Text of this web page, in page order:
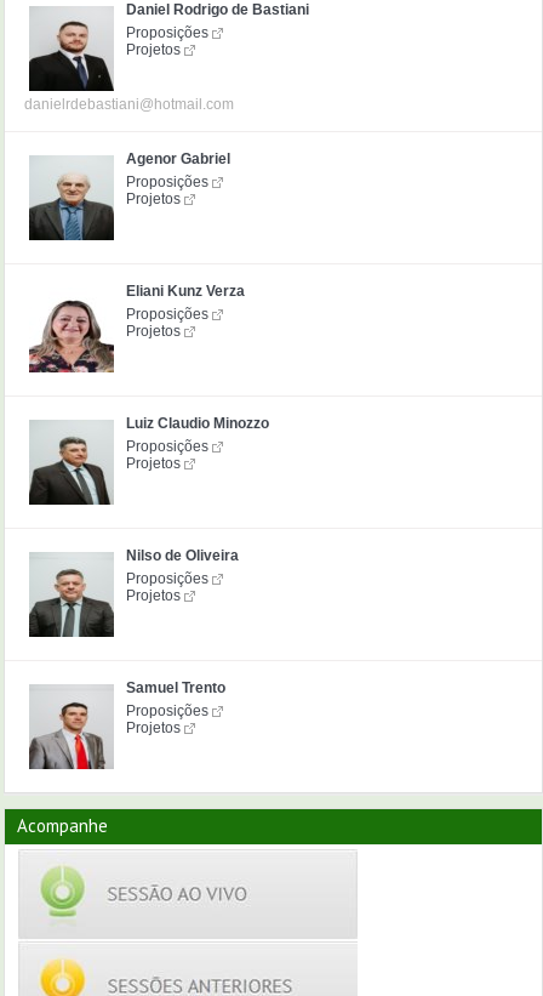
Daniel Rodrigo de Bastiani
Proposições
Projetos
danielrdebastiani@hotmail.com
Agenor Gabriel
Proposições
Projetos
Eliani Kunz Verza
Proposições
Projetos
Luiz Claudio Minozzo
Proposições
Projetos
Nilso de Oliveira
Proposições
Projetos
Samuel Trento
Proposições
Projetos
Acompanhe